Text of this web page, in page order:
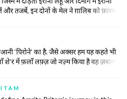
और तजर्बे, इन दोनों के मेल ने ग़ालिब को फ़ारसी
ख़ालिस ईरानी हो गया।
‘पिरोने’ का है. जैसे अक्सर हम यह कहते भी
शे’र में फ़लाँ लफ़्ज़ जो नज़्म किया है वह ज़बान
reading